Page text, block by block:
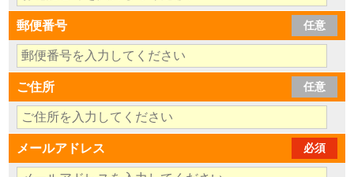
郵便番号 任意
ご住所 任意
メールアドレス 必須